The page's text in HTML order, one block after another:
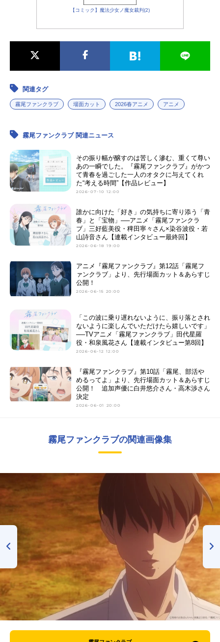
【コミック】魔法少女ノ魔女裁判(2)
関連タグ
霧尾ファンクラブ 場面カット 2026春アニメ アニメ
霧尾ファンクラブ 関連ニュース
その振り幅が醸すのは苦しく滲む、重くて尊い
あの一瞬でした。『霧尾ファンクラブ』がかつ
て青春を過ごした一人のオタクに与えてくれ
た“考える時間”【作品レビュー】
2026-07-10 12:00
誰かに向けた「好き」の気持ちに寄り添う「青
春」と「宝物」──アニメ「霧尾ファンクラ
ブ」三好藍美役・稗田寧々さん×染谷波役・若
山詩音さん【連載インタビュー最終回】
2026-06-18 19:00
アニメ『霧尾ファンクラブ』第12話「霧尾フ
ァンクラブ」より、先行場面カット＆あらすじ
公開！
2026-06-15 20:00
「この波に乗り遅れないように、振り落とされ
ないように楽しんでいただけたら嬉しいです」
──TVアニメ「霧尾ファンクラブ」田代星羅
役・和泉風花さん【連載インタビュー第8回】
2026-06-12 12:00
『霧尾ファンクラブ』第10話「霧尾、部活や
めるってよ」より、先行場面カット＆あらすじ
公開！ 追加声優に白井悠介さん・高木渉さん
決定
2026-06-01 20:00
霧尾ファンクラブの関連画像集